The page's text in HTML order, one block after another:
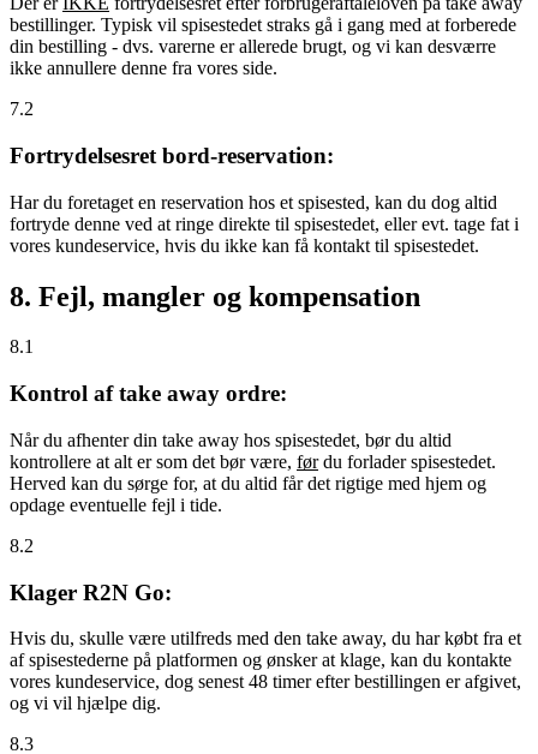
bestillinger. Typisk vil spisestedet straks gå i gang med at forberede
din bestilling - dvs. varerne er allerede brugt, og vi kan desværre
ikke annullere denne fra vores side.
7.2
Fortrydelsesret bord-reservation:
Har du foretaget en reservation hos et spisested, kan du dog altid
fortryde denne ved at ringe direkte til spisestedet, eller evt. tage fat i
vores kundeservice, hvis du ikke kan få kontakt til spisestedet.
8. Fejl, mangler og kompensation
8.1
Kontrol af take away ordre:
Når du afhenter din take away hos spisestedet, bør du altid
kontrollere at alt er som det bør være, førdu forlader spisestedet.
Herved kan du sørge for, at du altid får det rigtige med hjem og
opdage eventuelle fejl i tide.
8.2
Klager R2N Go:
Hvis du, skulle være utilfreds med den take away, du har købt fra et
af spisestederne på platformen og ønsker at klage, kan du kontakte
vores kundeservice, dog senest 48 timer efter bestillingen er afgivet,
og vi vil hjælpe dig.
8.3